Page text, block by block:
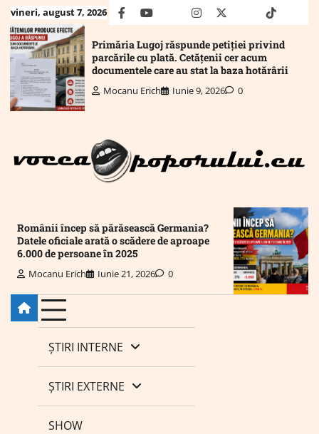
Skip
to
content
vineri, august 7, 2026 facebookyoutubeMailinstagram
twitter truthtiktok
Primăria Lugoj răspunde petiției privind
parcările cu plată. Cetățenii cer acum
documentele care au stat la baza hotărârii
Mocanu Erich Iunie 9, 2026 0
Românii încep să părăsească Germania?
Datele oficiale arată o scădere de aproape
6.000 de persoane în 2025
Mocanu Erich Iunie 21, 2026 0
ȘTIRI INTERNE
ȘTIRI EXTERNE
SHOW